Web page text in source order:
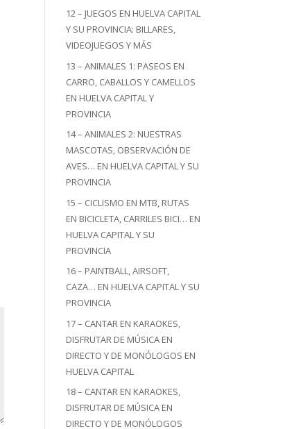
12 – JUEGOS EN HUELVA CAPITAL
Y SU PROVINCIA: BILLARES,
VIDEOJUEGOS Y MÁS
13 – ANIMALES 1: PASEOS EN
CARRO, CABALLOS Y CAMELLOS
EN HUELVA CAPITAL Y
PROVINCIA
14 – ANIMALES 2: NUESTRAS
MASCOTAS, OBSERVACIÓN DE
AVES… EN HUELVA CAPITAL Y SU
PROVINCIA
15 – CICLISMO EN MTB, RUTAS
EN BICICLETA, CARRILES BICI… EN
HUELVA CAPITAL Y SU
PROVINCIA
16 – PAINTBALL, AIRSOFT,
CAZA… EN HUELVA CAPITAL Y SU
PROVINCIA
17 – CANTAR EN KARAOKES,
DISFRUTAR DE MÚSICA EN
DIRECTO Y DE MONÓLOGOS EN
HUELVA CAPITAL
18 – CANTAR EN KARAOKES,
DISFRUTAR DE MÚSICA EN
DIRECTO Y DE MONÓLOGOS